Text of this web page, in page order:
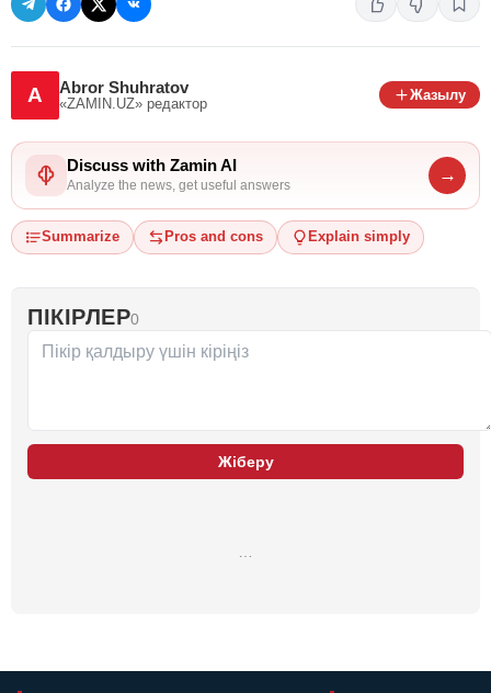
A Abror Shuhratov
«ZAMIN.UZ» редактор
Жазылу
Discuss with Zamin AI
Analyze the news, get useful answers
→
Summarize Pros and cons Explain simply
ПІКІРЛЕР0
Жіберу